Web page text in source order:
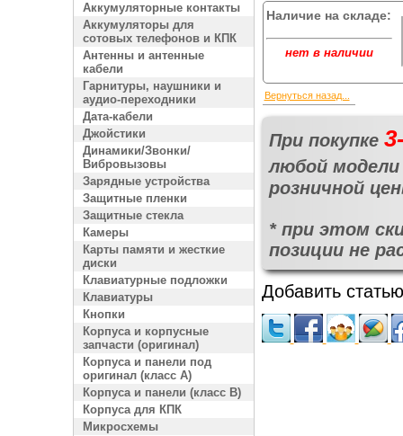
Аккумуляторные контакты
Аккумуляторы для
сотовых телефонов и КПК
Антенны и антенные
кабели
Гарнитуры, наушники и
аудио-переходники
Дата-кабели
Джойстики
Динамики/Звонки/
Вибровызовы
Зарядные устройства
Защитные пленки
Защитные стекла
Камеры
Карты памяти и жесткие
диски
Клавиатурные подложки
Клавиатуры
Кнопки
Корпуса и корпусные
запчасти (оригинал)
Корпуса и панели под
оригинал (класс A)
Корпуса и панели (класс B)
Корпуса для КПК
Микросхемы
Наличие на складе:
нет в наличии
Вернуться назад...
При покупке
любой модели
розничной
* при этом
позиции не
Добавить